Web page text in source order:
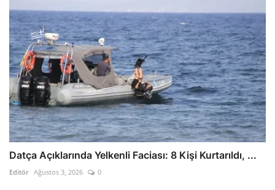
Datça Açıklarında Yelkenli Faciası: 8 Kişi Kurtarıldı, ...
Editör Ağustos 3, 2026 0